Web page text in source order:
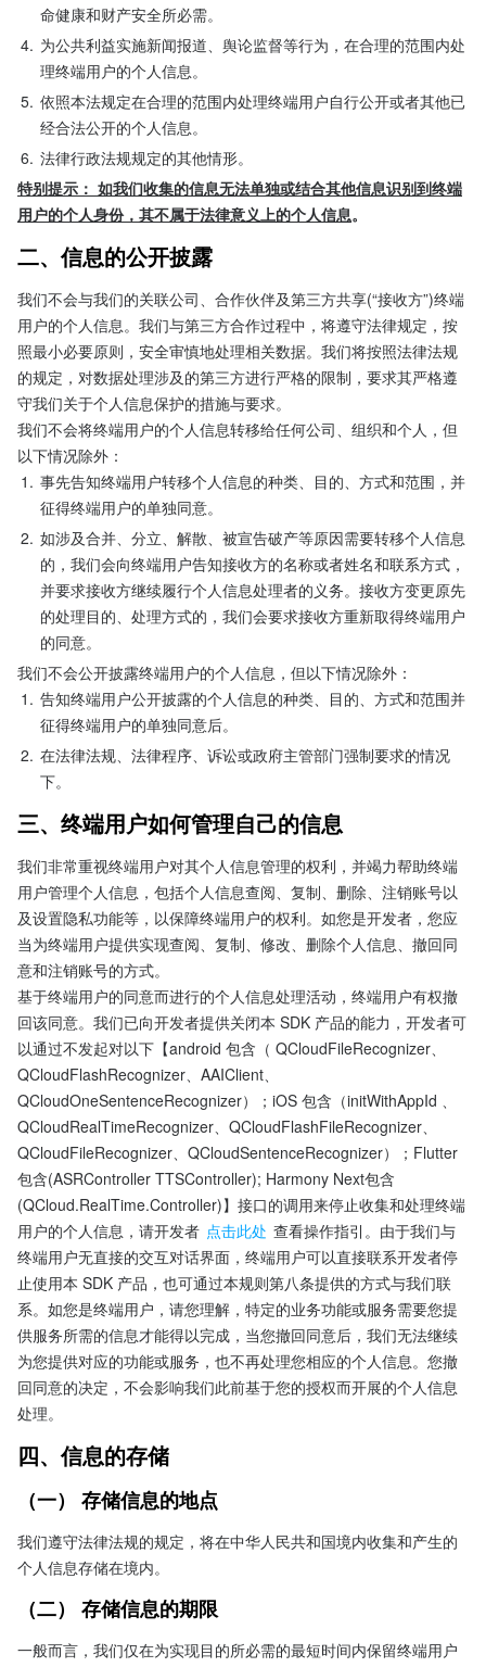
命健康和财产安全所必需。
4. 为公共利益实施新闻报道、舆论监督等行为，在合理的范围内处
理终端用户的个人信息。
5. 依照本法规定在合理的范围内处理终端用户自行公开或者其他已
经合法公开的个人信息。
6. 法律行政法规规定的其他情形。
特别提示： 如我们收集的信息无法单独或结合其他信息识别到终端
用户的个人身份，其不属于法律意义上的个人信息。
二、信息的公开披露
我们不会与我们的关联公司、合作伙伴及第三方共享(“接收方”)终端
用户的个人信息。我们与第三方合作过程中，将遵守法律规定，按
照最小必要原则，安全审慎地处理相关数据。我们将按照法律法规
的规定，对数据处理涉及的第三方进行严格的限制，要求其严格遵
守我们关于个人信息保护的措施与要求。
我们不会将终端用户的个人信息转移给任何公司、组织和个人，但
以下情况除外：
1. 事先告知终端用户转移个人信息的种类、目的、方式和范围，并
征得终端用户的单独同意。
2. 如涉及合并、分立、解散、被宣告破产等原因需要转移个人信息
的，我们会向终端用户告知接收方的名称或者姓名和联系方式，
并要求接收方继续履行个人信息处理者的义务。接收方变更原先
的处理目的、处理方式的，我们会要求接收方重新取得终端用户
的同意。
我们不会公开披露终端用户的个人信息，但以下情况除外：
1. 告知终端用户公开披露的个人信息的种类、目的、方式和范围并
征得终端用户的单独同意后。
2. 在法律法规、法律程序、诉讼或政府主管部门强制要求的情况
下。
三、终端用户如何管理自己的信息
我们非常重视终端用户对其个人信息管理的权利，并竭力帮助终端
用户管理个人信息，包括个人信息查阅、复制、删除、注销账号以
及设置隐私功能等，以保障终端用户的权利。如您是开发者，您应
当为终端用户提供实现查阅、复制、修改、删除个人信息、撤回同
意和注销账号的方式。
基于终端用户的同意而进行的个人信息处理活动，终端用户有权撤
回该同意。我们已向开发者提供关闭本 SDK 产品的能力，开发者可
以通过不发起对以下【android 包含（ QCloudFileRecognizer、
QCloudFlashRecognizer、AAIClient、
QCloudOneSentenceRecognizer）；iOS 包含（initWithAppId 、
QCloudRealTimeRecognizer、QCloudFlashFileRecognizer、
QCloudFileRecognizer、QCloudSentenceRecognizer）；Flutter
包含(ASRController TTSController); Harmony Next包含
(QCloud.RealTime.Controller)】接口的调用来停止收集和处理终端
用户的个人信息，请开发者 点击此处 查看操作指引。由于我们与
终端用户无直接的交互对话界面，终端用户可以直接联系开发者停
止使用本 SDK 产品，也可通过本规则第八条提供的方式与我们联
系。如您是终端用户，请您理解，特定的业务功能或服务需要您提
供服务所需的信息才能得以完成，当您撤回同意后，我们无法继续
为您提供对应的功能或服务，也不再处理您相应的个人信息。您撤
回同意的决定，不会影响我们此前基于您的授权而开展的个人信息
处理。
四、信息的存储
（一） 存储信息的地点
我们遵守法律法规的规定，将在中华人民共和国境内收集和产生的
个人信息存储在境内。
（二） 存储信息的期限
一般而言，我们仅在为实现目的所必需的最短时间内保留终端用户